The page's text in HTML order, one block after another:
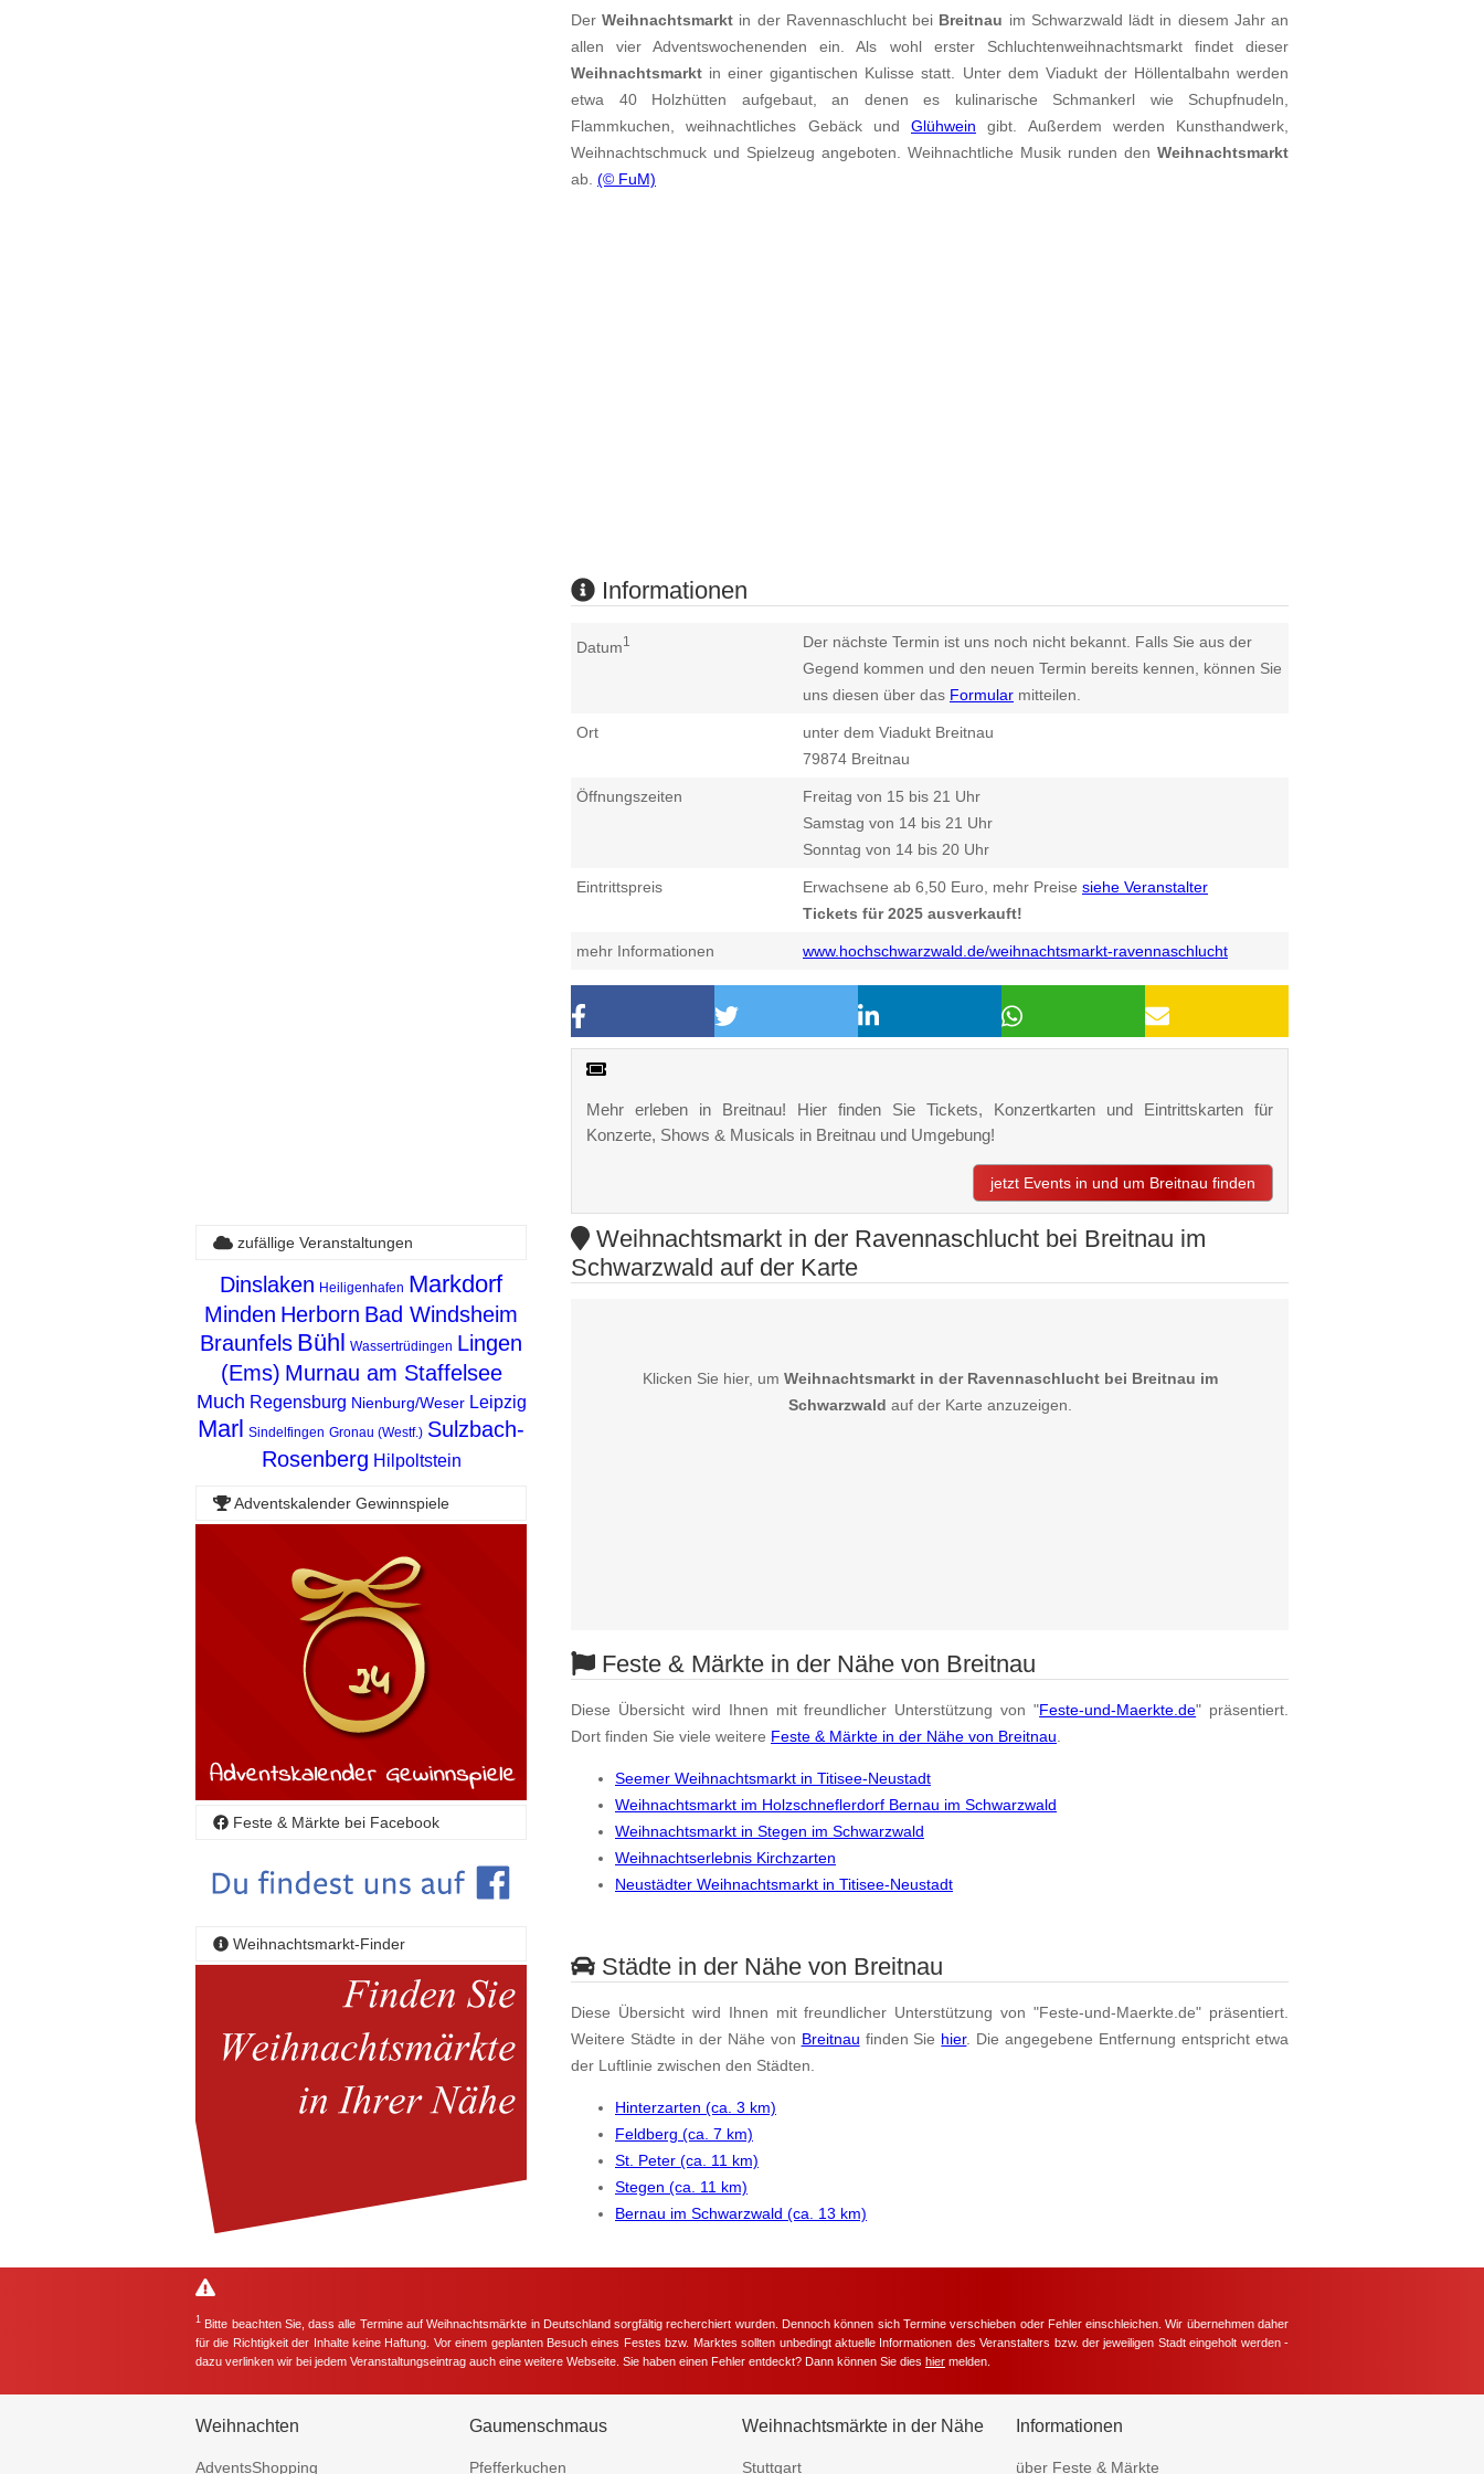
DerWeihnachtsmarkt in der Ravennaschlucht bei Breitnau im Schwarzwald lädt in diesem Jahr an
allen vier Adventswochenenden ein. Als wohl erster Schluchtenweihnachtsmarkt findet dieser
Weihnachtsmarkt in einer gigantischen Kulisse statt. Unter dem Viadukt der Höllentalbahn werden
etwa 40 Holzhütten aufgebaut, an denen es kulinarische Schmankerl wie Schupfnudeln,
Flammkuchen, weihnachtliches Gebäck und Glühwein gibt. Außerdem werden Kunsthandwerk,
Weihnachtschmuck und Spielzeug angeboten. Weihnachtliche Musik runden den Weihnachtsmarkt
ab. (© FuM)
Informationen
Datum1
Der nächste Termin ist uns noch nicht bekannt. Falls Sie aus der
Gegend kommen und den neuen Termin bereits kennen, können Sie
uns diesen über das Formular mitteilen.
Ort
unter dem Viadukt Breitnau
79874 Breitnau
Öffnungszeiten
Freitag von 15 bis 21 Uhr
Samstag von 14 bis 21 Uhr
Sonntag von 14 bis 20 Uhr
Eintrittspreis Erwachsene ab 6,50 Euro, mehr Preise siehe Veranstalter
Tickets für 2025 ausverkauft!
mehr Informationen www.hochschwarzwald.de/weihnachtsmarkt-ravennaschlucht
Mehr erleben in Breitnau! Hier finden Sie Tickets, Konzertkarten und Eintrittskarten für
Konzerte, Shows & Musicals in Breitnau und Umgebung!
jetzt Events in und um Breitnau finden
Weihnachtsmarkt in der Ravennaschlucht bei Breitnau im
Schwarzwald auf der Karte
Klicken Sie hier, um Weihnachtsmarkt in der Ravennaschlucht bei Breitnau im
Schwarzwald auf der Karte anzuzeigen.
Feste & Märkte in der Nähe von Breitnau
Diese Übersicht wird Ihnen mit freundlicher Unterstützung von "Feste-und-Maerkte.de" präsentiert.
Dort finden Sie viele weitere Feste & Märkte in der Nähe von Breitnau
Seemer Weihnachtsmarkt in Titisee-Neustadt
Weihnachtsmarkt im Holzschneflerdorf Bernau im Schwarzwald
Weihnachtsmarkt in Stegen im Schwarzwald
Weihnachtserlebnis Kirchzarten
Neustädter Weihnachtsmarkt in Titisee-Neustadt
Städte in der Nähe von Breitnau
Diese Übersicht wird Ihnen mit freundlicher Unterstützung von "Feste-und-Maerkte.de" präsentiert.
Weitere Städte in der Nähe von Breitnau finden Sie hier. Die angegebene Entfernung entspricht etwa
der Luftlinie zwischen den Städten.
Hinterzarten (ca. 3 km)
Feldberg (ca. 7 km)
St. Peter (ca. 11 km)
Stegen (ca. 11 km)
Bernau im Schwarzwald (ca. 13 km)
zufällige Veranstaltungen
Dinslaken Heiligenhafen Markdorf
Minden Herborn Bad Windsheim
Braunfels Bühl Wassertrüdingen Lingen
(Ems) Murnau am Staffelsee
Much Regensburg Nienburg/Weser Leipzig
Marl Sindelfingen Gronau (Westf.) Sulzbach-
Rosenberg Hilpoltstein
Adventskalender Gewinnspiele
Feste & Märkte bei Facebook
Weihnachtsmarkt-Finder
1 Bitte beachten Sie, dass alle Termine auf Weihnachtsmärkte in Deutschland sorgfältig recherchiert wurden. Dennoch können sich Termine verschieben oder Fehler einschleichen. Wir übernehmen daher
für die Richtigkeit der Inhalte keine Haftung. Vor einem geplanten Besuch eines Festes bzw. Marktes sollten unbedingt aktuelle Informationen des Veranstalters bzw. der jeweiligen Stadt eingeholt werden -
dazu verlinken wir bei jedem Veranstaltungseintrag auch eine weitere Webseite. Sie haben einen Fehler entdeckt? Dann können Sie dies hier melden.
Weihnachten
AdventsShopping
Gaumenschmaus
Pfefferkuchen
Weihnachtsmärkte in der Nähe
Stuttgart
Informationen
über Feste & Märkte